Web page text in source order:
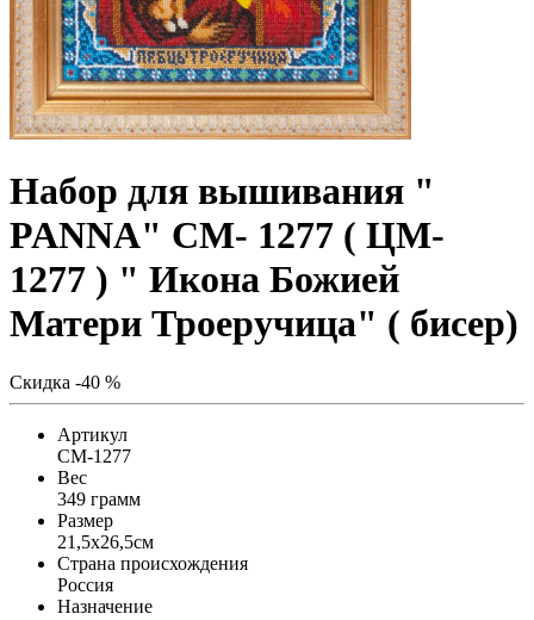
Набор для вышивания "
PANNA" CM- 1277 ( ЦМ-
1277 ) " Икона Божией
Матери Троеручица" ( бисер)
Скидка -40 %
Артикул
CM-1277
Вес
349 грамм
Размер
21,5x26,5см
Страна происхождения
Россия
Назначение